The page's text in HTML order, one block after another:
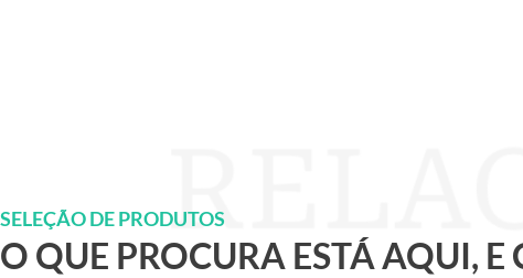
SELEÇÃO DE PRODUTOS
O QUE PROCURA ESTÁ AQUI,